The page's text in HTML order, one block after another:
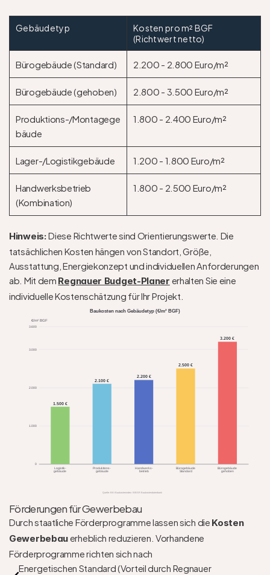
Gebäudetyp Kosten pro m² BGF
(Richtwert netto)
Bürogebäude (Standard)
2.200 - 2.800 Euro/m²
Bürogebäude (gehoben)
2.800 - 3.500 Euro/m²
Produktions-/Montagege
bäude
1.800 - 2.400 Euro/m²
Lager-/Logistikgebäude
1.200 - 1.800 Euro/m²
Handwerksbetrieb
(Kombination)
1.800 - 2.500 Euro/m²
Hinweis: Diese Richtwerte sind Orientierungswerte. Die
tatsächlichen Kosten hängen von Standort, Größe,
Ausstattung, Energiekonzept und individuellen Anforderungen
ab. Mit dem Regnauer Budget-Planer erhalten Sie eine
individuelle Kostenschätzung für Ihr Projekt.
Quelle: BKI Baukostenindex / BBSR Baukostendatenbank
€/m² BGF
0
1.000
2.000
3.000
3.600
Logistik-
gebäude
Produktions-
gebäude
Handwerks-
betrieb
Bürogebäude
Standard
Bürogebäude
gehoben
1.500 €
2.100 €
2.200 €
2.500 €
3.200 €
Baukosten nach Gebäudetyp (€/m² BGF)
Förderungen für Gewerbebau
Durch staatliche Förderprogramme lassen sich die Kosten
Gewerbebau erheblich reduzieren. Vorhandene
Förderprogramme richten sich nach
Energetischen Standard (Vorteil durch Regnauer